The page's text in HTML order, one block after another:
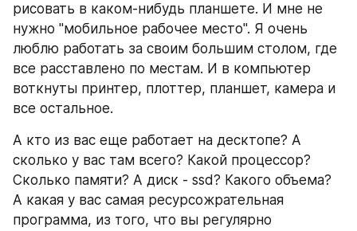
рисовать в каком-нибудь планшете. И мне не
нужно "мобильное рабочее место". Я очень
люблю работать за своим большим столом, где
все расставлено по местам. И в компьютер
воткнуты принтер, плоттер, планшет, камера и
все остальное.
А кто из вас еще работает на десктопе? А
сколько у вас там всего? Какой процессор?
Сколько памяти? А диск - ssd? Какого объема?
А какая у вас самая ресурсожрательная
программа, из того, что вы регулярно